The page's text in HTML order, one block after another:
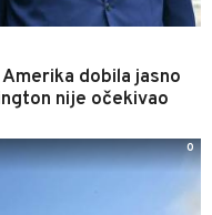
dobila jasno
nije očekivao
0